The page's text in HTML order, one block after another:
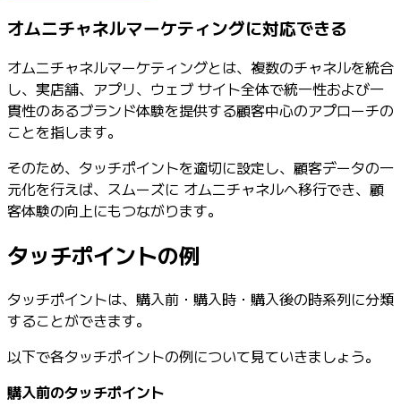
オムニチャネルマーケティングに対応できる
オムニチャネルマーケティングとは、複数のチャネルを統合
し、実店舗、アプリ、ウェブ サイト全体で統一性および一
貫性のあるブランド体験を提供する顧客中心のアプローチの
ことを指します。
そのため、タッチポイントを適切に設定し、顧客データの一
元化を行えば、スムーズに オムニチャネルへ移行でき、顧
客体験の向上にもつながります。
タッチポイントの例
タッチポイントは、購入前・購入時・購入後の時系列に分類
することができます。
以下で各タッチポイントの例について見ていきましょう。
購入前のタッチポイント